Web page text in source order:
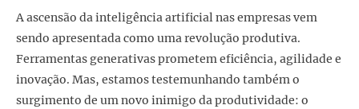
A ascensão da inteligência artificial nas empresas vem
sendo apresentada como uma revolução produtiva.
Ferramentas generativas prometem eficiência, agilidade e
inovação. Mas, estamos testemunhando também o
surgimento de um novo inimigo da produtividade: o